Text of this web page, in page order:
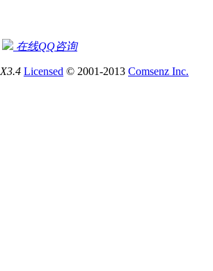
在线QQ咨询
X3.4 Licensed © 2001-2013 Comsenz Inc.